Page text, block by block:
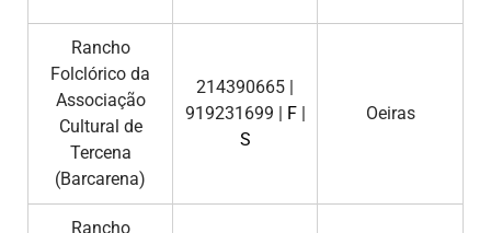
Rancho
Folclórico da
Associação
Cultural de
Tercena
(Barcarena)
214390665 |
919231699 | F|
S
Oeiras
Rancho